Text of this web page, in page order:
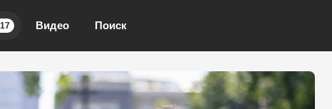
Видео Поиск